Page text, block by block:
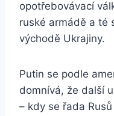
opotřebovávací
ruské armádě a té
východě Ukrajiny.
Putin se podle
domnívá, že další
– kdy se řada